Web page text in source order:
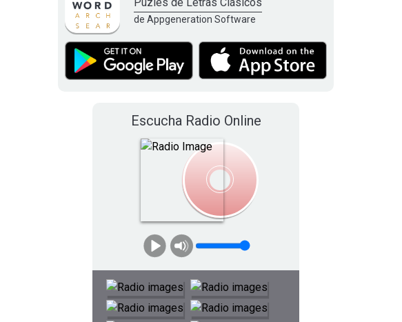
de Appgeneration Software
Escucha Radio Online